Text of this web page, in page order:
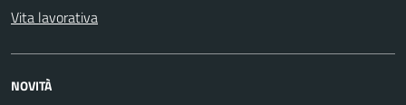
Vita lavorativa
NOVITÀ